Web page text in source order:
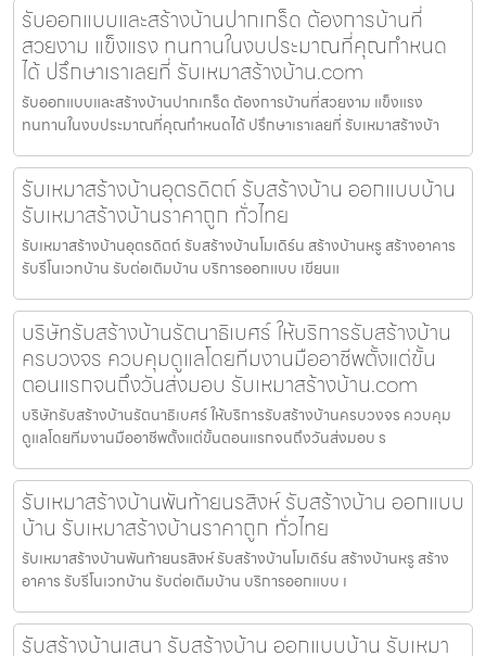
รับออกแบบและสร้างบ้านปากเกร็ด ต้องการบ้านที่
สวยงาม แข็งแรง ทนทานในงบประมาณที่คุณกำหนด
ได้ ปรึกษาเราเลยที่ รับเหมาสร้างบ้าน.com
รับออกแบบและสร้างบ้านปากเกร็ด ต้องการบ้านที่สวยงาม แข็งแรง
ทนทานในงบประมาณที่คุณกำหนดได้ ปรึกษาเราเลยที่ รับเหมาสร้างบ้า
รับเหมาสร้างบ้านอุตรดิตถ์ รับสร้างบ้าน ออกแบบบ้าน
รับเหมาสร้างบ้านราคาถูก ทั่วไทย
รับเหมาสร้างบ้านอุตรดิตถ์ รับสร้างบ้านโมเดิร์น สร้างบ้านหรู สร้างอาคาร
รับรีโนเวทบ้าน รับต่อเติมบ้าน บริการออกแบบ เขียนแ
บริษัทรับสร้างบ้านรัตนาธิเบศร์ ให้บริการรับสร้างบ้าน
ครบวงจร ควบคุมดูแลโดยทีมงานมืออาชีพตั้งแต่ขั้น
ตอนแรกจนถึงวันส่งมอบ รับเหมาสร้างบ้าน.com
บริษัทรับสร้างบ้านรัตนาธิเบศร์ ให้บริการรับสร้างบ้านครบวงจร ควบคุม
ดูแลโดยทีมงานมืออาชีพตั้งแต่ขั้นตอนแรกจนถึงวันส่งมอบ ร
รับเหมาสร้างบ้านพันท้ายนรสิงห์ รับสร้างบ้าน ออกแบบ
บ้าน รับเหมาสร้างบ้านราคาถูก ทั่วไทย
รับเหมาสร้างบ้านพันท้ายนรสิงห์ รับสร้างบ้านโมเดิร์น สร้างบ้านหรู สร้าง
อาคาร รับรีโนเวทบ้าน รับต่อเติมบ้าน บริการออกแบบ เ
รับสร้างบ้านเสนา รับสร้างบ้าน ออกแบบบ้าน รับเหมา